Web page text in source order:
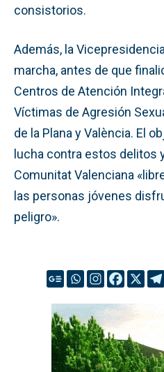
consistorios.
Además, la
marcha, antes de que
Centros de Atención
Víctimas de Agresión
de la Plana y València. El
lucha contra estos delitos
Comunitat Valenciana
las personas jóvenes
peligro».